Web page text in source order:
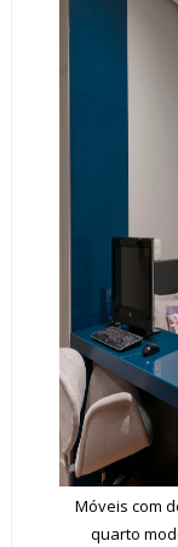
Móveis com
quarto